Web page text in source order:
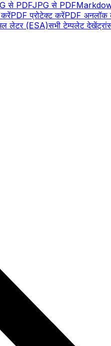
से PDFJPG से PDF
PDF प्रोटेक्ट करेंPDF अनलॉक
लेटर (ESA)सभी टेम्पलेट देखें